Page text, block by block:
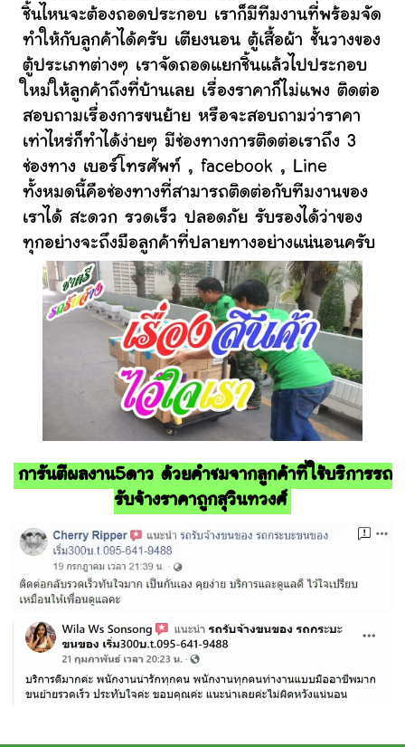
ชิ้นไหนจะต้องถอดประกอบ เราก็มีทีมงานที่พร้อมจัด
ทำให้กับลูกค้าได้ครับ เตียงนอน ตู้เสื้อผ้า ชั้นวางของ
ตู้ประเภทต่างๆ เราจัดถอดแยกชิ้นแล้วไปประกอบ
ใหม่ให้ลูกค้าถึงที่บ้านเลย เรื่องราคาก็ไม่แพง ติดต่อ
สอบถามเรื่องการขนย้าย หรือจะสอบถามว่าราคา
เท่าไหร่ก็ทำได้ง่ายๆ มีช่องทางการติดต่อเราถึง 3
ช่องทาง เบอร์โทรศัพท์ , facebook , Line
ทั้งหมดนี้คือช่องทางที่สามารถติดต่อกับทีมงานของ
เราได้ สะดวก รวดเร็ว ปลอดภัย รับรองได้ว่าของ
ทุกอย่างจะถึงมือลูกค้าที่ปลายทางอย่างแน่นอนครับ
การันตีผลงาน5ดาว ด้วยคำชมจากลูกค้าที่ใช้บริการรถ
รับจ้างราคาถูกสุวินทวงศ์